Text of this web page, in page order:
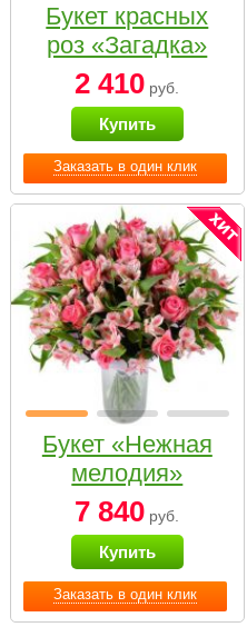
Заказать в один клик
Букет красных
роз «Загадка»
2 410 руб.
Купить
Заказать в один клик
Букет «Нежная
мелодия»
7 840 руб.
Купить